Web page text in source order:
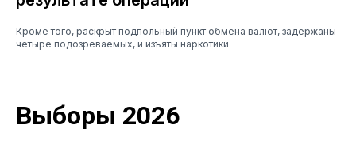
Кроме того, раскрыт подпольный пункт обмена валют, задержаны
четыре подозреваемых, и изъяты наркотики
Выборы 2026